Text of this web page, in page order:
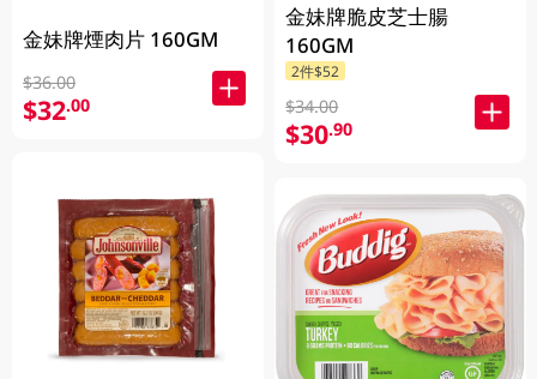
金妹牌煙肉片 160GM
$36.00
$32.00
金妹牌脆皮芝士腸
160GM
2件$52
$34.00
$30.90